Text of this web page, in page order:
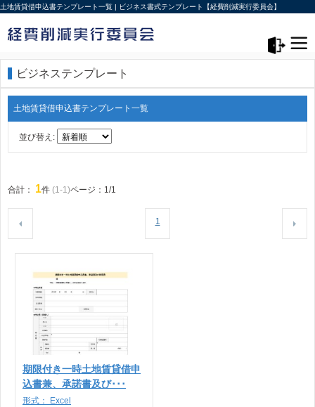
土地賃貸借申込書テンプレート一覧 | ビジネス書式テンプレート【経費削減実行委員会】
ビジネステンプレート
土地賃貸借申込書テンプレート一覧
並び替え:
合計： 1件 (1-1)ページ：1/1
1
期限付き一時土地賃貸借申
込書兼、承諾書及び･･･
形式： Excel